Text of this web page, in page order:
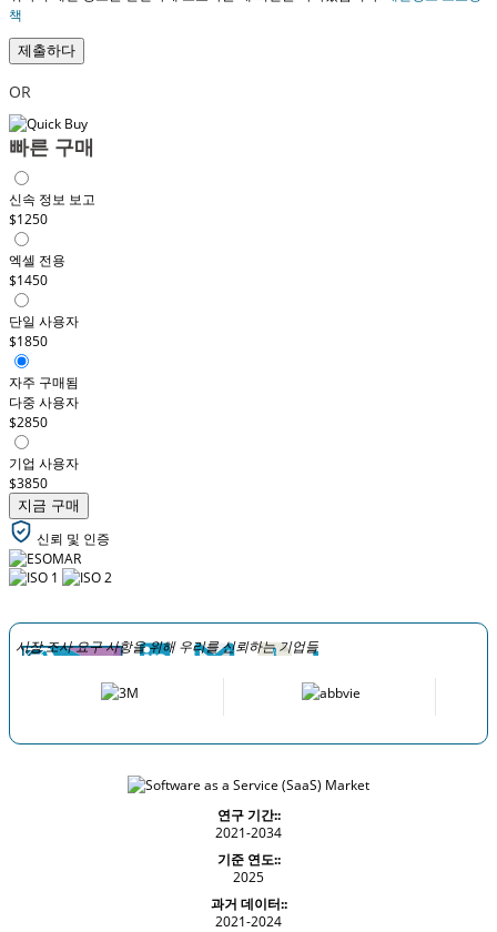
책
제출하다
OR
빠른 구매
신속 정보 보고
$1250
엑셀 전용
$1450
단일 사용자
$1850
자주 구매됨
다중 사용자
$2850
기업 사용자
$3850
지금 구매
신뢰 및 인증
시장 조사 요구 사항을 위해 우리를 신뢰하는 기업들
연구 기간::
2021-2034
기준 연도::
2025
과거 데이터::
2021-2024